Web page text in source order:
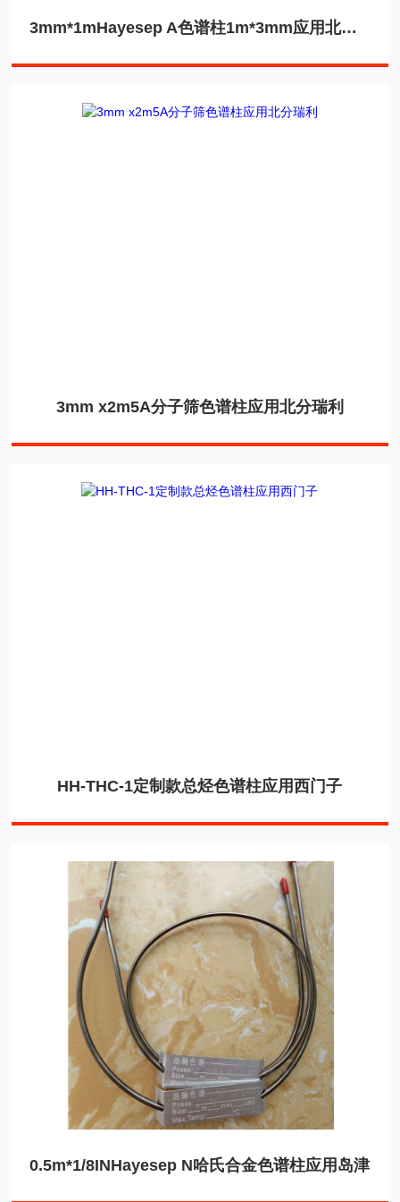
3mm*1mHayesep A色谱柱1m*3mm应用北分瑞利
3mm x2m5A分子筛色谱柱应用北分瑞利
HH-THC-1定制款总烃色谱柱应用西门子
0.5m*1/8INHayesep N哈氏合金色谱柱应用岛津